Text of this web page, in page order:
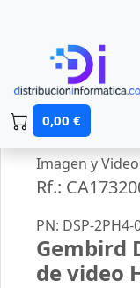
0,00 €
Imagen y
Rf.:
PN: DSP-2PH4-
Gembird
de video